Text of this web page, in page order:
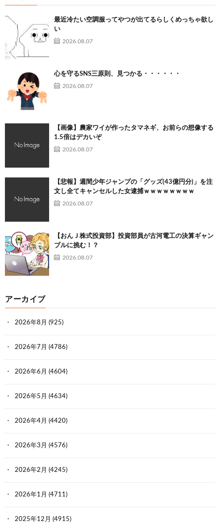
最近冷たい空調服ってやつが出てるらしくめっちゃ欲し
い
2026.08.07
心を守るSNS三原則、見つかる・・・・・・
2026.08.07
【画像】農家ワイが作ったタマネギ、お前らの想像する
1.5倍はデカいぞ
2026.08.07
【悲報】週間少年ジャンプの「グッズ(43億円分)」を注
文し全てキャンセルした女逮捕ｗｗｗｗｗｗｗｗ
2026.08.07
【おんＪ株式投資部】投資部員が古河電工の決算ギャン
ブルに挑む！？
2026.08.07
アーカイブ
2026年8月 (925)
2026年7月 (4786)
2026年6月 (4604)
2026年5月 (4634)
2026年4月 (4420)
2026年3月 (4576)
2026年2月 (4245)
2026年1月 (4711)
2025年12月 (4915)